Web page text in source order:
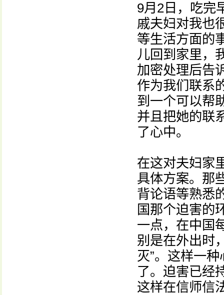
9月2日，吃完
戚夫妇对我也
等生活方面的
儿回到家里，
加密处理后告
作为我们联系
到一个可以帮
并且把她的联
了心中。
在这对夫妇家
具体方案。那
背论语等熟悉
国那个迫害的
一点，在中国
别是在外出时
灭”。这样一
了。迫害已经
这样在信师信